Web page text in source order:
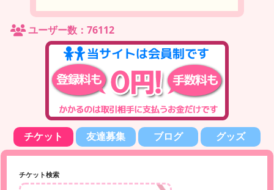
ユーザー数：76112
チケット 友達募集 ブログ グッズ
チケット検索